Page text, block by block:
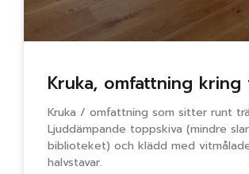
Kruka, omfattning kring
Kruka / omfattning som sitter runt
Ljuddämpande toppskiva (mindre
biblioteket) och klädd med
halvstavar.